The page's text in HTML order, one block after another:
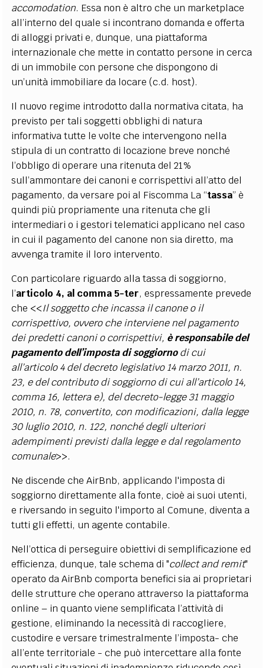
accomodation. Essa non è altro che un marketplace
all’interno del quale si incontrano domanda e offerta
di alloggi privati e, dunque, una piattaforma
internazionale che mette in contatto persone in cerca
di un immobile con persone che dispongono di
un’unità immobiliare da locare (c.d. host).
Il nuovo regime introdotto dalla normativa citata, ha
previsto per tali soggetti obblighi di natura
informativa tutte le volte che intervengono nella
stipula di un contratto di locazione breve nonché
l’obbligo di operare una ritenuta del 21%
sull’ammontare dei canoni e corrispettivi all’atto del
pagamento, da versare poi al Fiscomma La “tassa” è
quindi più propriamente una ritenuta che gli
intermediari o i gestori telematici applicano nel caso
in cui il pagamento del canone non sia diretto, ma
avvenga tramite il loro intervento.
Con particolare riguardo alla tassa di soggiorno,
l’articolo 4, al comma 5-ter, espressamente prevede
che <<Il soggetto che incassa il canone o il
corrispettivo, ovvero che interviene nel pagamento
dei predetti canoni o corrispettivi, è responsabile del
pagamento dell’imposta di soggiornodi cui
all’articolo 4 del decreto legislativo 14 marzo 2011, n.
23, e del contributo di soggiorno di cui all’articolo 14,
comma 16, lettera e), del decreto-legge 31 maggio
2010, n. 78, convertito, con modificazioni, dalla legge
30 luglio 2010, n. 122, nonché degli ulteriori
adempimenti previsti dalla legge e dal regolamento
comunale>>.
Ne discende che AirBnb, applicando l'imposta di
soggiorno direttamente alla fonte, cioè ai suoi utenti,
e riversando in seguito l'importo al Comune, diventa a
tutti gli effetti, un agente contabile.
Nell’ottica di perseguire obiettivi di semplificazione ed
efficienza, dunque, tale schema di "collect and remit"
operato da AirBnb comporta benefici sia ai proprietari
delle strutture che operano attraverso la piattaforma
online – in quanto viene semplificata l’attività di
gestione, eliminando la necessità di raccogliere,
custodire e versare trimestralmente l’imposta- che
all’ente territoriale - che può intercettare alla fonte